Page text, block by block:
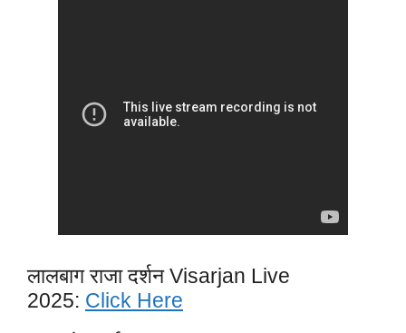
लालबाग राजा दर्शन Visarjan Live
2025: Click Here